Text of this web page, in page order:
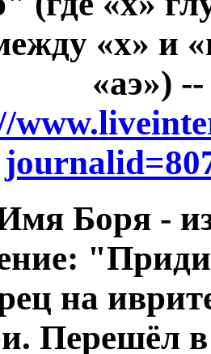
«х» и
«аэ»)
Боря -
на
Перешёл в